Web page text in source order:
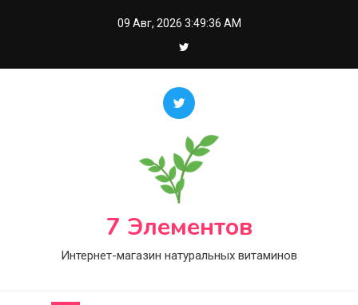
09 Авг, 2026 3:49:37 AM
7 Элементов
Интернет-магазин натуральных витаминов